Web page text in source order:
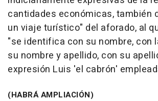
cantidades económicas, también
un viaje turístico" del aforado, al
"se identifica con su nombre, con
su nombre y apellido, con su
expresión Luis 'el cabrón'
(HABRÁ AMPLIACIÓN)